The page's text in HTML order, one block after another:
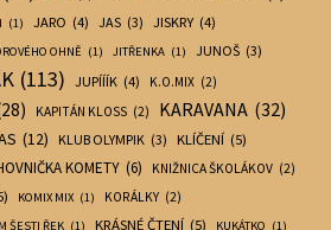
(1) JARO (4) JAS (3) JISKRY (4)
OHNĚ (1) JITŘENKA (1) JUNOŠ (3)
(113) JUPÍÍÍK (4) K.O.MIX (2)
KAPITÁN KLOSS (2) KARAVANA (32)
(12) KLUB OLYMPIK (3) KLÍČENÍ (5)
KOMETY (6) KNIŽNICA ŠKOLÁKOV (2)
KOMIX MIX (1) KORÁLKY (2)
ŠESTI ŘEK (1) KRÁSNÉ ČTENÍ (5) KUKÁTKO (1)